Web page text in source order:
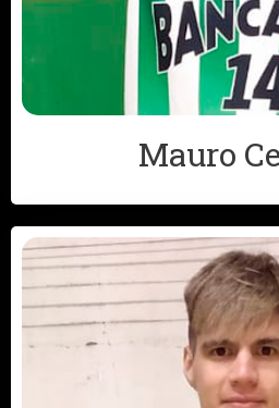
Mauro